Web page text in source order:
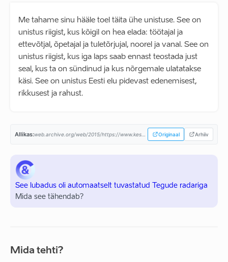
Me tahame sinu hääle toel täita ühe unistuse. See on
unistus riigist, kus kõigil on hea elada: töötajal ja
ettevõtjal, õpetajal ja tuletõrjujal, noorel ja vanal. See on
unistus riigist, kus iga laps saab ennast teostada just
seal, kus ta on sündinud ja kus nõrgemale ulatatakse
käsi. See on unistus Eesti elu pidevast edenemisest,
rikkusest ja rahust.
Allikas: Originaal Arhiiv
See lubadus oli automaatselt tuvastatud Tegude radariga
Mida see tähendab?
Mida tehti?